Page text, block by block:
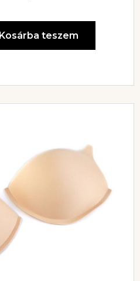
Kosárba teszem